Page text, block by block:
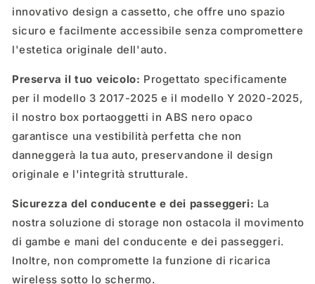
innovativo design a cassetto, che offre uno spazio
sicuro e facilmente accessibile senza compromettere
l'estetica originale dell'auto.
Preserva il tuo veicolo: Progettato specificamente
per il modello 3 2017-2025 e il modello Y 2020-2025,
il nostro box portaoggetti in ABS nero opaco
garantisce una vestibilità perfetta che non
danneggerà la tua auto, preservandone il design
originale e l'integrità strutturale.
Sicurezza del conducente e dei passeggeri: La
nostra soluzione di storage non ostacola il movimento
di gambe e mani del conducente e dei passeggeri.
Inoltre, non compromette la funzione di ricarica
wireless sotto lo schermo.